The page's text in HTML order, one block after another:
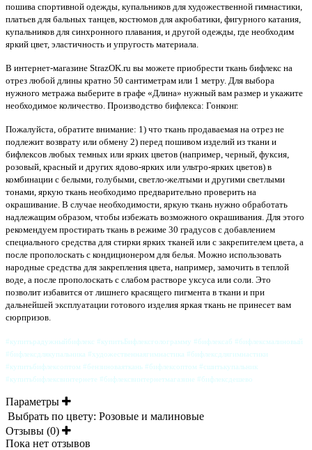
пошива спортивной одежды, купальников для художественной гимнастики,
платьев для бальных танцев, костюмов для акробатики, фигурного катания,
купальников для синхронного плавания, и другой одежды, где необходим
яркий цвет, эластичность и упругость материала.
В интернет-магазине StrazOK.ru вы можете приобрести ткань бифлекс на
отрез любой длины кратно 50 сантиметрам или 1 метру. Для выбора
нужного метража выберите в графе «Длина» нужный вам размер и укажите
необходимое количество. Производство бифлекса: Гонконг.
Пожалуйста, обратите внимание: 1) что ткань продаваемая на отрез не
подлежит возврату или обмену 2) перед пошивом изделий из ткани и
бифлексов любых темных или ярких цветов (например, черный, фуксия,
розовый, красный и других ядово-ярких или ультро-ярких цветов) в
комбинации с белыми, голубыми, светло-желтыми и другими светлыми
тонами, яркую ткань необходимо предварительно проверить на
окрашивание. В случае необходимости, яркую ткань нужно обработать
надлежащим образом, чтобы избежать возможного окрашивания. Для этого
рекомендуем простирать ткань в режиме 30 градусов с добавлением
специального средства для стирки ярких тканей или с закрепителем цвета, а
после прополоскать с кондиционером для белья. Можно использовать
народные средства для закрепления цвета, например, замочить в теплой
воде, а после прополоскать с слабом растворе уксуса или соли. Это
позволит избавится от лишнего красящего пигмента в ткани и при
дальнейшей эксплуатации готового изделия яркая ткань не принесет вам
сюрпризов.
#купитьрадужныйбифлекс #купитьБифлексголограмму #бифлексаб #бифлексмалиновый
#бифлексдлякупальника #художественнаягимнастика #бифлексдлягимнастики
#купитьбифлексоптом #бензиноваяткань #бифлексоптом #сшитькупальник
#купитьбифлексвинтернете #бифлексвинтернетмагазине #бифлексдешево
Параметры
Выбрать по цвету: Розовые и малиновые
Отзывы (0)
Пока нет отзывов